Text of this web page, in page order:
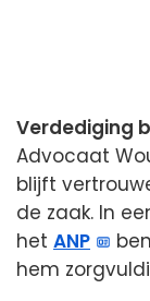
Verdediging
Advocaat
blijft
de zaak. In
het ANP
hem